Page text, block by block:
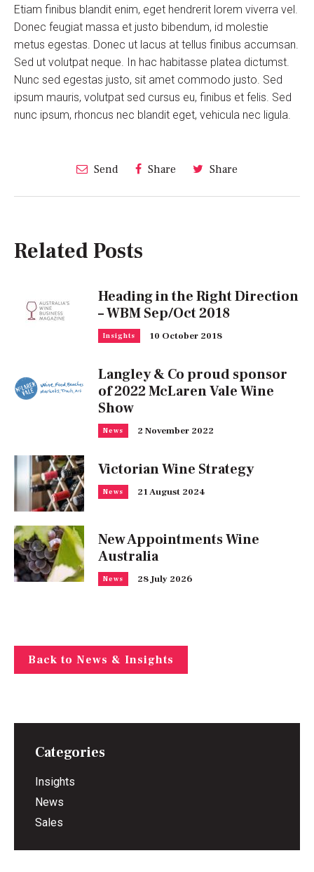
Etiam finibus blandit enim, eget hendrerit lorem viverra vel.
Donec feugiat massa et justo bibendum, id molestie
metus egestas. Donec ut lacus at tellus finibus accumsan.
Sed ut volutpat neque. In hac habitasse platea dictumst.
Nunc sed egestas justo, sit amet commodo justo. Sed
ipsum mauris, volutpat sed cursus eu, finibus et felis. Sed
nunc ipsum, rhoncus nec blandit eget, vehicula nec ligula.
Send Share Share
Related Posts
Heading in the Right Direction
– WBM Sep/Oct 2018
Insights 10 October 2018
Langley & Co proud sponsor
of 2022 McLaren Vale Wine
Show
News 2 November 2022
Victorian Wine Strategy
News 21 August 2024
New Appointments Wine
Australia
News 28 July 2026
Back to News & Insights
Categories
Insights
News
Sales